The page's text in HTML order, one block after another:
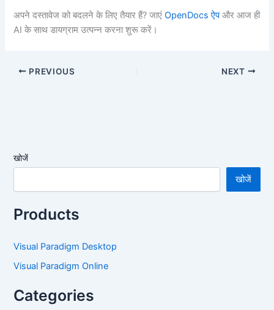
अपने दस्तावेज को बदलने के लिए तैयार हैं? जाएंOpenDocs ऐपऔर आज ही
AI के साथ डायग्राम उत्पन्न करना शुरू करें।
PREVIOUS NEXT
खोजें
खोजें
Products
Visual Paradigm Desktop
Visual Paradigm Online
Categories